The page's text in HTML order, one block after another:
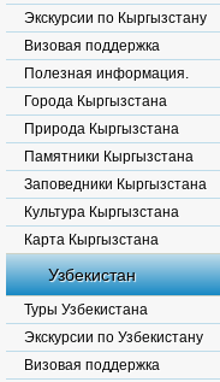
Экскурсии по Кыргызстану
Визовая поддержка
Полезная информация.
Города Кыргызстана
Природа Кыргызстана
Памятники Кыргызстана
Заповедники Кыргызстана
Культура Кыргызстана
Карта Кыргызстана
Узбекистан
Туры Узбекистана
Экскурсии по Узбекистану
Визовая поддержка